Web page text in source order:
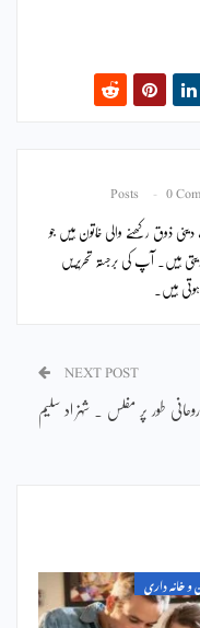
0
ذوق رکھنے والی خاتون ہیں جو
ہیں۔ آپ کی برجستہ تحریریں
ہیں۔
NEXT POST
روحانی طور پر مفلس ۔ شہزاد سلیم
و خانہ داری